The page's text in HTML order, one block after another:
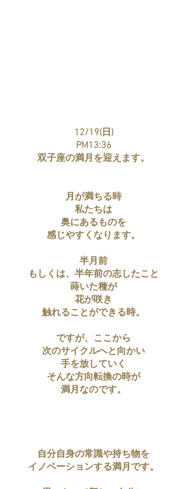
12/19(日)
PM13:36
双子座の満月を迎えます。
月が満ちる時
私たちは
奥にあるものを
感じやすくなります。
半月前
もしくは、半年前の志したこと
蒔いた種が
花が咲き
触れることができる時。
ですが、ここから
次のサイクルへと向かい
手を放していく
そんな方向転換の時が
満月なのです。
自分自身の常識や持ち物を
イノベーションする満月です。